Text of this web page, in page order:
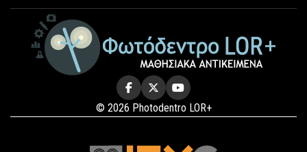
© 2026 Photodentro LOR+